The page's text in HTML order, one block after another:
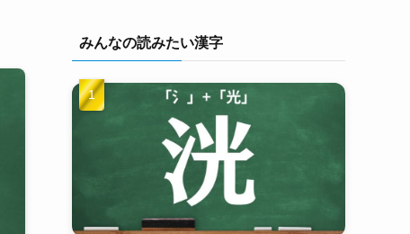
みんなの読みたい漢字